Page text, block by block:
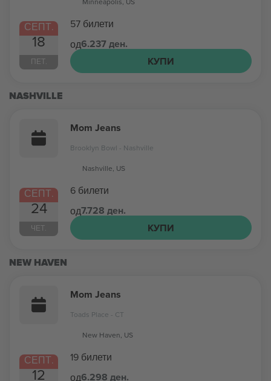
СЕПТ.
18
ПЕТ.
57 билети
од6.237 ден.
КУПИ
NASHVILLE
СЕПТ.
24
ЧЕТ.
Mom Jeans
Brooklyn Bowl - Nashville
Nashville, US
6 билети
од7.728 ден.
КУПИ
NEW HAVEN
СЕПТ.
12
Mom Jeans
Toads Place - CT
New Haven, US
19 билети
од6.298 ден.